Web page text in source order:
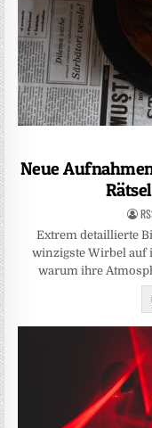
Neue
Extrem detaillierte
winzigste Wirbel auf
warum ihre